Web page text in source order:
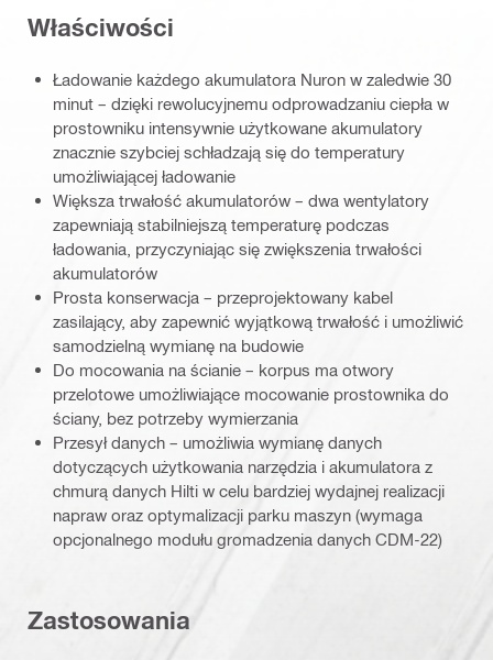
Właściwości
Ładowanie każdego akumulatora Nuron w zaledwie 30
minut – dzięki rewolucyjnemu odprowadzaniu ciepła w
prostowniku intensywnie użytkowane akumulatory
znacznie szybciej schładzają się do temperatury
umożliwiającej ładowanie
Większa trwałość akumulatorów – dwa wentylatory
zapewniają stabilniejszą temperaturę podczas
ładowania, przyczyniając się zwiększenia trwałości
akumulatorów
Prosta konserwacja – przeprojektowany kabel
zasilający, aby zapewnić wyjątkową trwałość i umożliwić
samodzielną wymianę na budowie
Do mocowania na ścianie – korpus ma otwory
przelotowe umożliwiające mocowanie prostownika do
ściany, bez potrzeby wymierzania
Przesył danych – umożliwia wymianę danych
dotyczących użytkowania narzędzia i akumulatora z
chmurą danych Hilti w celu bardziej wydajnej realizacji
napraw oraz optymalizacji parku maszyn (wymaga
opcjonalnego modułu gromadzenia danych CDM-22)
Zastosowania